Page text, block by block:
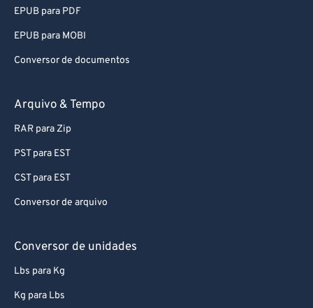
EPUB para PDF
EPUB para MOBI
Conversor de documentos
Arquivo & Tempo
RAR para Zip
PST para EST
CST para EST
Conversor de arquivo
Conversor de unidades
Lbs para Kg
Kg para Lbs